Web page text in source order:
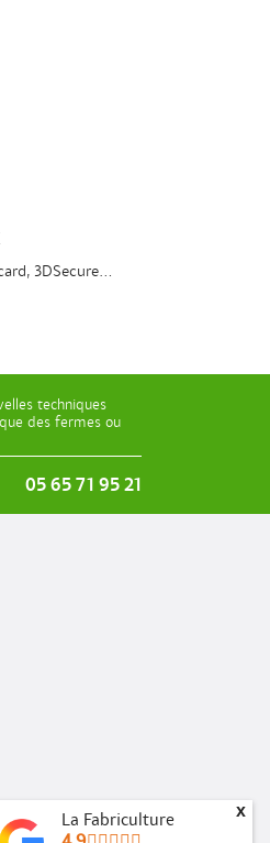
3DSecure...
techniques
des fermes ou
05 65 71 95 21
La Fabriculture x